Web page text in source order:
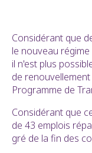
Considérant que
le nouveau régime
il n'est plus
de
Programme de
Considérant que
de 43 emplois
gré de la fin des